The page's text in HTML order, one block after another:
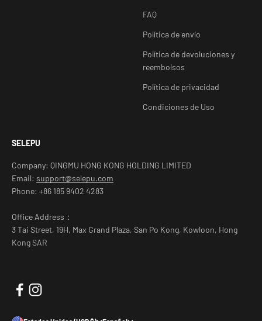
FAQ
Política de envío
Política de devoluciones y
reembolsos
Política de privacidad
Condiciones de Uso
SELEPU
Company: QINGMU HONG KONG HOLDING LIMITED
Email: support@selepu.com
Phone: +86 185 9402 4283
Office Address：
3 Tai Street, 19H, Max Grand Plaza, San Po Kong, Kowloon, Hong
Kong SAR